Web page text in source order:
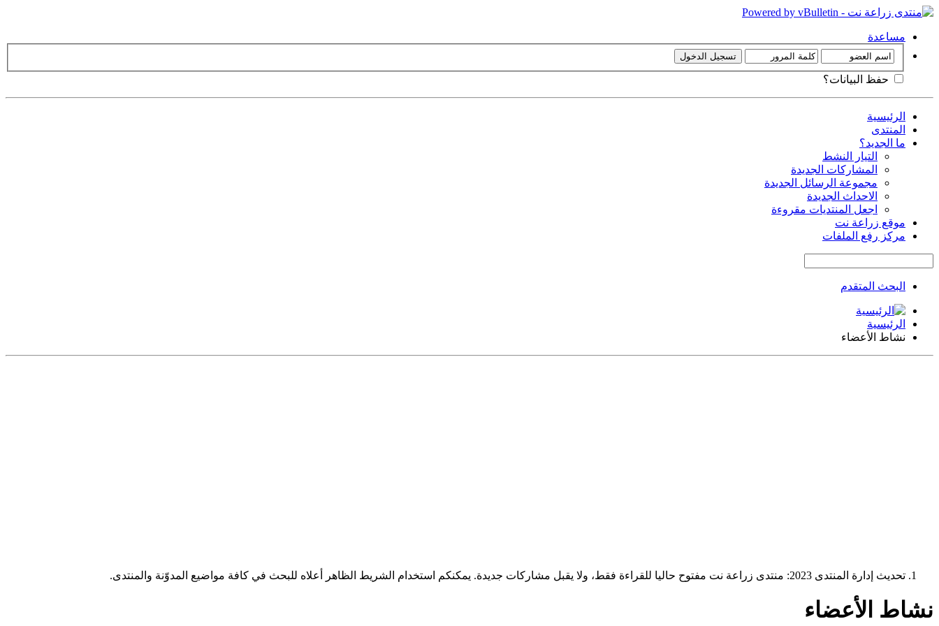
مساعدة
حفظ البيانات؟
الرئيسية
المنتدى
ما الجديد؟
التيار النشط
المشاركات الجديدة
مجموعة الرسائل الجديدة
الاحداث الجديدة
اجعل المنتديات مقروءة
موقع زراعة نت
مركز رفع الملفات
البحث المتقدم
الرئيسية
نشاط الأعضاء
تحديث إدارة المنتدى 2023: منتدى زراعة نت مفتوح حاليا للقراءة فقط، ولا يقبل مشاركات جديدة. يمكنكم استخدام الشريط الظاهر أعلاه للبحث في كافة مواضيع المدوّنة والمنتدى.
نشاط الأعضاء